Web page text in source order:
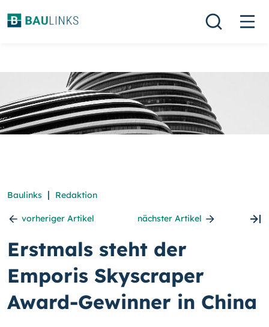
Baulinks | Redaktion
vorheriger Artikel nächster Artikel
Erstmals steht der
Emporis Skyscraper
Award-Gewinner in China